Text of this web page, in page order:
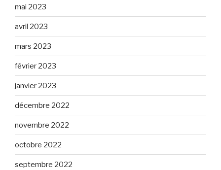
mai 2023
avril 2023
mars 2023
février 2023
janvier 2023
décembre 2022
novembre 2022
octobre 2022
septembre 2022